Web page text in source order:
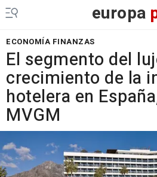
europa
ECONOMÍA FINANZAS
El segmento del
crecimiento de la
hotelera en
MVGM